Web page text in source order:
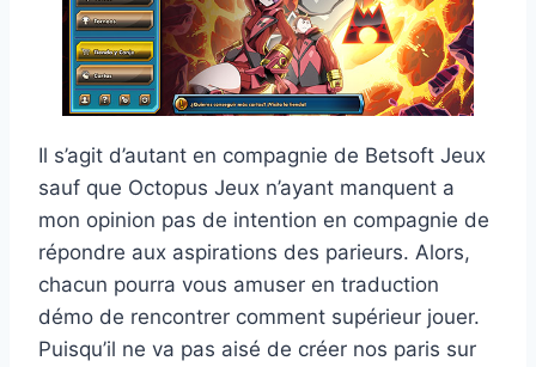
Il s’agit d’autant en compagnie de Betsoft Jeux
sauf que Octopus Jeux n’ayant manquent a
mon opinion pas de intention en compagnie de
répondre aux aspirations des parieurs. Alors,
chacun pourra vous amuser en traduction
démo de rencontrer comment supérieur jouer.
Puisqu’il ne va pas aisé de créer nos paris sur